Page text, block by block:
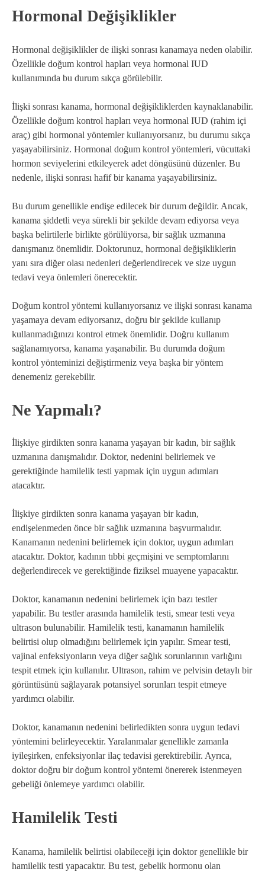
Hormonal Değişiklikler
Hormonal değişiklikler de ilişki sonrası kanamaya neden olabilir.
Özellikle doğum kontrol hapları veya hormonal IUD
kullanımında bu durum sıkça görülebilir.
İlişki sonrası kanama, hormonal değişikliklerden kaynaklanabilir.
Özellikle doğum kontrol hapları veya hormonal IUD (rahim içi
araç) gibi hormonal yöntemler kullanıyorsanız, bu durumu sıkça
yaşayabilirsiniz. Hormonal doğum kontrol yöntemleri, vücuttaki
hormon seviyelerini etkileyerek adet döngüsünü düzenler. Bu
nedenle, ilişki sonrası hafif bir kanama yaşayabilirsiniz.
Bu durum genellikle endişe edilecek bir durum değildir. Ancak,
kanama şiddetli veya sürekli bir şekilde devam ediyorsa veya
başka belirtilerle birlikte görülüyorsa, bir sağlık uzmanına
danışmanız önemlidir. Doktorunuz, hormonal değişikliklerin
yanı sıra diğer olası nedenleri değerlendirecek ve size uygun
tedavi veya önlemleri önerecektir.
Doğum kontrol yöntemi kullanıyorsanız ve ilişki sonrası kanama
yaşamaya devam ediyorsanız, doğru bir şekilde kullanıp
kullanmadığınızı kontrol etmek önemlidir. Doğru kullanım
sağlanamıyorsa, kanama yaşanabilir. Bu durumda doğum
kontrol yönteminizi değiştirmeniz veya başka bir yöntem
denemeniz gerekebilir.
Ne Yapmalı?
İlişkiye girdikten sonra kanama yaşayan bir kadın, bir sağlık
uzmanına danışmalıdır. Doktor, nedenini belirlemek ve
gerektiğinde hamilelik testi yapmak için uygun adımları
atacaktır.
İlişkiye girdikten sonra kanama yaşayan bir kadın,
endişelenmeden önce bir sağlık uzmanına başvurmalıdır.
Kanamanın nedenini belirlemek için doktor, uygun adımları
atacaktır. Doktor, kadının tıbbi geçmişini ve semptomlarını
değerlendirecek ve gerektiğinde fiziksel muayene yapacaktır.
Doktor, kanamanın nedenini belirlemek için bazı testler
yapabilir. Bu testler arasında hamilelik testi, smear testi veya
ultrason bulunabilir. Hamilelik testi, kanamanın hamilelik
belirtisi olup olmadığını belirlemek için yapılır. Smear testi,
vajinal enfeksiyonların veya diğer sağlık sorunlarının varlığını
tespit etmek için kullanılır. Ultrason, rahim ve pelvisin detaylı bir
görüntüsünü sağlayarak potansiyel sorunları tespit etmeye
yardımcı olabilir.
Doktor, kanamanın nedenini belirledikten sonra uygun tedavi
yöntemini belirleyecektir. Yaralanmalar genellikle zamanla
iyileşirken, enfeksiyonlar ilaç tedavisi gerektirebilir. Ayrıca,
doktor doğru bir doğum kontrol yöntemi önererek istenmeyen
gebeliği önlemeye yardımcı olabilir.
Hamilelik Testi
Kanama, hamilelik belirtisi olabileceği için doktor genellikle bir
hamilelik testi yapacaktır. Bu test, gebelik hormonu olan